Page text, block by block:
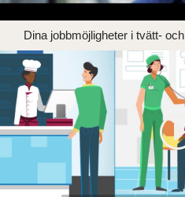
Dina jobbmöjligheter i tvätt-